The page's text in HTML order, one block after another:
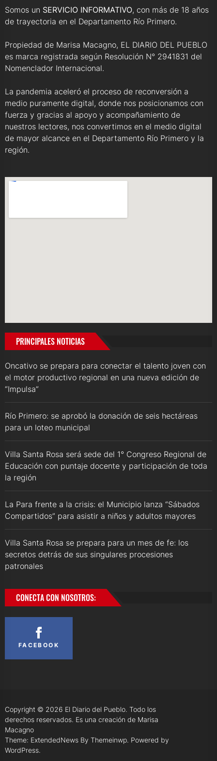
Somos un SERVICIO INFORMATIVO, con más de 18 años
de trayectoria en el Departamento Río Primero.
Propiedad de Marisa Macagno, EL DIARIO DEL PUEBLO
es marca registrada según Resolución N° 2941831 del
Nomenclador Internacional.
La pandemia aceleró el proceso de reconversión a
medio puramente digital, donde nos posicionamos con
fuerza y gracias al apoyo y acompañamiento de
nuestros lectores, nos convertimos en el medio digital
de mayor alcance en el Departamento Río Primero y la
región.
PRINCIPALES NOTICIAS
Oncativo se prepara para conectar el talento joven con
el motor productivo regional en una nueva edición de
“Impulsa”
Río Primero: se aprobó la donación de seis hectáreas
para un loteo municipal
Villa Santa Rosa será sede del 1° Congreso Regional de
Educación con puntaje docente y participación de toda
la región
La Para frente a la crisis: el Municipio lanza “Sábados
Compartidos” para asistir a niños y adultos mayores
Villa Santa Rosa se prepara para un mes de fe: los
secretos detrás de sus singulares procesiones
patronales
CONECTA CON NOSOTROS:
FACEBOOK
Copyright © 2026 El Diario del Pueblo. Todo los
derechos reservados. Es una creación de Marisa
Macagno
Theme: ExtendedNews By Themeinwp. Powered by
WordPress.